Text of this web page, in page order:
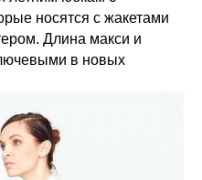
носятся с жакетами
Длина макси и
в новых